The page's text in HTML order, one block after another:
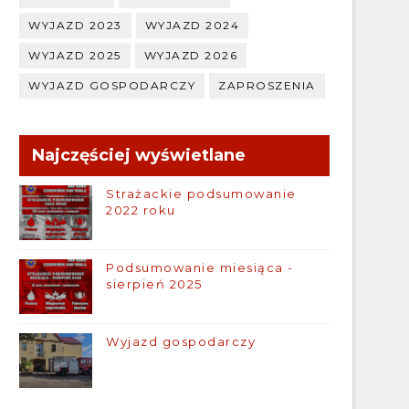
WYJAZD 2023 WYJAZD 2024
WYJAZD 2025 WYJAZD 2026
WYJAZD GOSPODARCZY ZAPROSZENIA
Najczęściej wyświetlane
Strażackie podsumowanie
2022 roku
Podsumowanie miesiąca -
sierpień 2025
Wyjazd gospodarczy